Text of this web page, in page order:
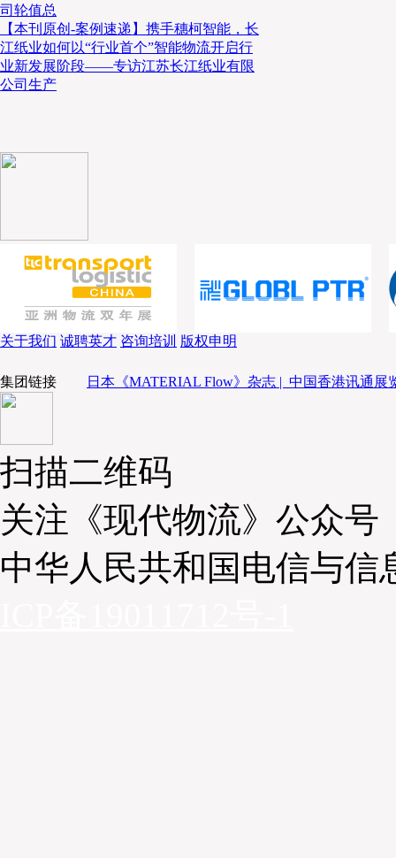
司轮值总
【本刊原创-案例速递】携手穗柯智能，长
江纸业如何以“行业首个”智能物流开启行
业新发展阶段——专访江苏长江纸业有限
公司生产
关于我们 诚聘英才 咨询培训 版权申明
集团链接 日本《MATERIAL Flow》杂志 | 中国香港讯通展
扫描二维码
关注《现代物流》公众号
中华人民共和国电信与